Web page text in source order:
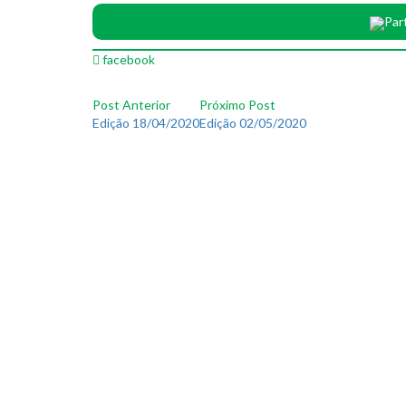
facebook
Post Anterior
Edição 18/04/2020
Próximo Post
Edição 02/05/2020